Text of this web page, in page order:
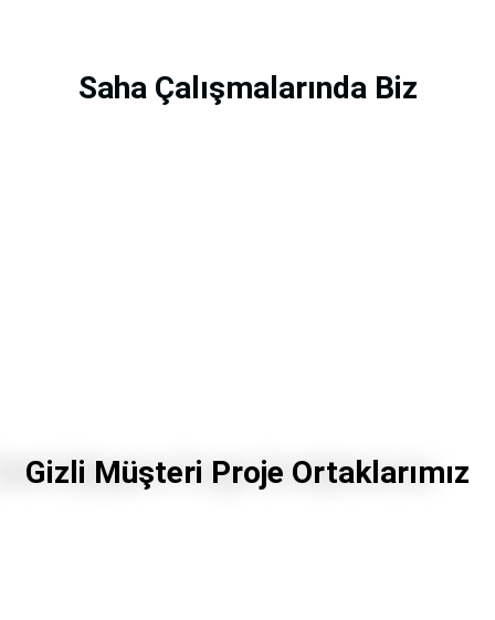
Saha Çalışmalarında Biz
Gizli Müşteri Proje Ortaklarımız